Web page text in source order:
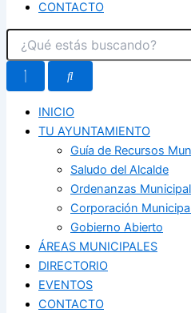
CONTACTO
INICIO
TU AYUNTAMIENTO
Guía de Recursos
Saludo del Alcalde
Ordenanzas
Corporación
Gobierno Abierto
ÁREAS MUNICIPALES
DIRECTORIO
EVENTOS
CONTACTO